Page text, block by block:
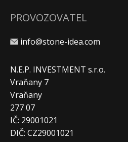
PROVOZOVATEL
info@stone-idea.com
N.E.P. INVESTMENT s.r.o.
Vraňany 7
Vraňany
277 07
IČ: 29001021
DIČ: CZ29001021